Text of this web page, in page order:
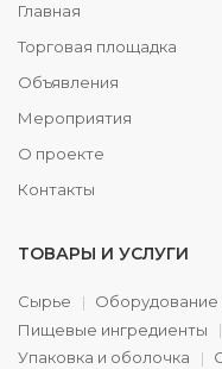
Главная
Торговая площадка
Объявления
Мероприятия
О проекте
Контакты
ТОВАРЫ И УСЛУГИ
Сырье
Оборудование
Пищевые ингредиенты
Упаковка и оболочка